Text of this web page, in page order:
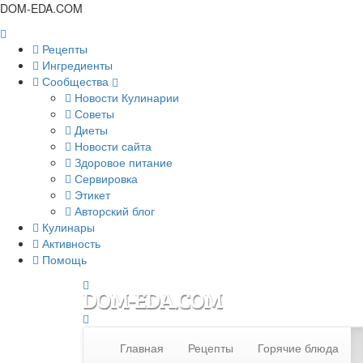
DOM-EDA.COM
Рецепты
Ингредиенты
Сообщества
Новости Кулинарии
Советы
Диеты
Новости сайта
Здоровое питание
Сервировка
Этикет
Авторский блог
Кулинары
Активность
Помощь
Главная Рецепты Горячие блюда